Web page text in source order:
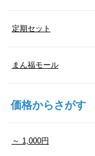
定期セット
まん福モール
価格からさがす
～ 1,000円